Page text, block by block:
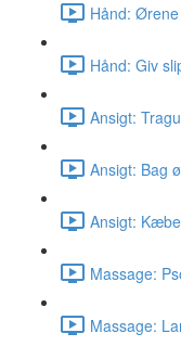
Hånd:
Hånd: Giv
Ansigt:
Ansigt: Bag
Ansigt:
Massage:
Massage: